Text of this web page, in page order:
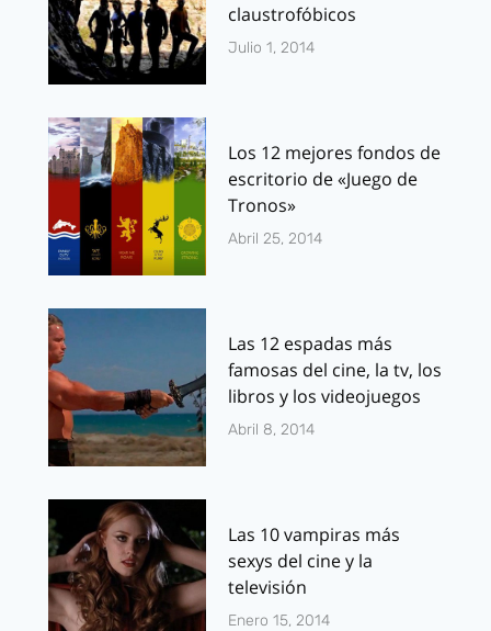
claustrofóbicos
Julio 1, 2014
Los 12 mejores fondos de
escritorio de «Juego de
Tronos»
Abril 25, 2014
Las 12 espadas más
famosas del cine, la tv, los
libros y los videojuegos
Abril 8, 2014
Las 10 vampiras más
sexys del cine y la
televisión
Enero 15, 2014